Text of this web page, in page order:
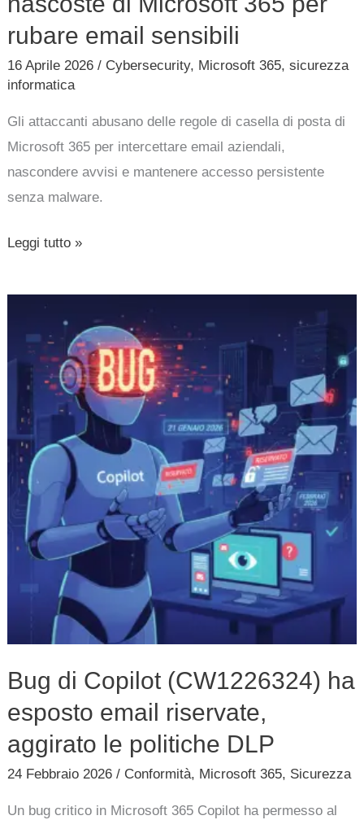
rubare email sensibili
16 Aprile 2026/ Cybersecurity, Microsoft 365,sicurezza
informatica
Gli attaccanti abusano delle regole di casella di posta di
Microsoft 365 per intercettare email aziendali,
nascondere avvisi e mantenere accesso persistente
senza malware.
Leggi tutto »
Bug di Copilot (CW1226324) ha
esposto email riservate,
aggirato le politiche DLP
24 Febbraio 2026/ Conformità, Microsoft 365, Sicurezza
Un bug critico in Microsoft 365 Copilot ha permesso al
Copilot
(CW1226324)
esposto
email
riservate,
aggirato
politiche